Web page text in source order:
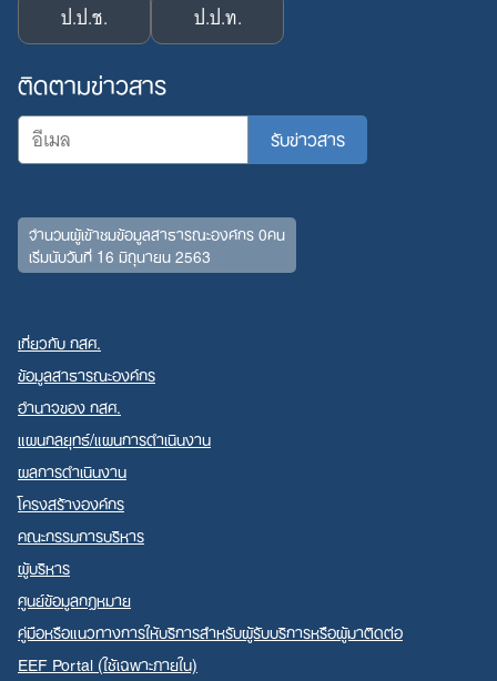
Search
for:
ป.ป.ช. ป.ป.ท.
ติดตามข่าวสาร
จำนวนผู้เข้าชมข้อมูลสาธารณะองค์กร 0คน
เริ่มนับวันที่ 16 มิถุนายน 2563
เกี่ยวกับ กสศ.
ข้อมูลสาธารณะองค์กร
อำนาจของ กสศ.
แผนกลยุทธ์/แผนการดำเนินงาน
ผลการดำเนินงาน
โครงสร้างองค์กร
คณะกรรมการบริหาร
ผู้บริหาร
ศูนย์ข้อมูลกฎหมาย
คู่มือหรือแนวทางการให้บริการสำหรับผู้รับบริการหรือผู้มาติดต่อ
EEF Portal (ใช้เฉพาะภายใน)